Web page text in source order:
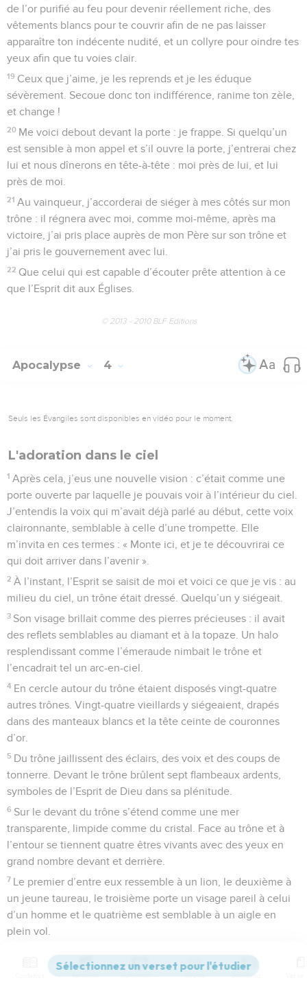
de l’or purifié au feu pour devenir réellement riche, des
vêtements blancs pour te couvrir afin de ne pas laisser
apparaître ton indécente nudité, et un collyre pour oindre tes
yeux afin que tu voies clair.
19 Ceux que j’aime, je les reprends et je les éduque
sévèrement. Secoue donc ton indifférence, ranime ton zèle,
et change !
20 Me voici debout devant la porte : je frappe. Si quelqu’un
est sensible à mon appel et s’il ouvre la porte, j’entrerai chez
lui et nous dînerons en tête-à-tête : moi près de lui, et lui
près de moi.
21 Au vainqueur, j’accorderai de siéger à mes côtés sur mon
trône : il régnera avec moi, comme moi-même, après ma
victoire, j’ai pris place auprès de mon Père sur son trône et
j’ai pris le gouvernement avec lui.
22 Que celui qui est capable d’écouter prête attention à ce
que l’Esprit dit aux Églises.
© 2013 - 2010 BLF Editions
Apocalypse 4
Seuls les Évangiles sont disponibles en vidéo pour le moment.
L'adoration dans le ciel
1 Après cela, j’eus une nouvelle vision : c’était comme une
porte ouverte par laquelle je pouvais voir à l’intérieur du ciel.
J’entendis la voix qui m’avait déjà parlé au début, cette voix
claironnante, semblable à celle d’une trompette. Elle
m’invita en ces termes : « Monte ici, et je te découvrirai ce
qui doit arriver dans l’avenir ».
2 À l’instant, l’Esprit se saisit de moi et voici ce que je vis : au
milieu du ciel, un trône était dressé. Quelqu’un y siégeait.
3 Son visage brillait comme des pierres précieuses : il avait
des reflets semblables au diamant et à la topaze. Un halo
resplendissant comme l’émeraude nimbait le trône et
l’encadrait tel un arc-en-ciel.
4 En cercle autour du trône étaient disposés vingt-quatre
autres trônes. Vingt-quatre vieillards y siégeaient, drapés
dans des manteaux blancs et la tête ceinte de couronnes
d’or.
5 Du trône jaillissent des éclairs, des voix et des coups de
tonnerre. Devant le trône brûlent sept flambeaux ardents,
symboles de l’Esprit de Dieu dans sa plénitude.
6 Sur le devant du trône s’étend comme une mer
transparente, limpide comme du cristal. Face au trône et à
l’entour se tiennent quatre êtres vivants avec des yeux en
grand nombre devant et derrière.
7 Le premier d’entre eux ressemble à un lion, le deuxième à
un jeune taureau, le troisième porte un visage pareil à celui
d’un homme et le quatrième est semblable à un aigle en
plein vol.
a des yeux sur les faces externe et interne. Jour et nuit, ils
Versions Commentaires Strong